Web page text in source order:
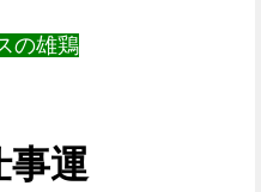
の雄鶏
事運